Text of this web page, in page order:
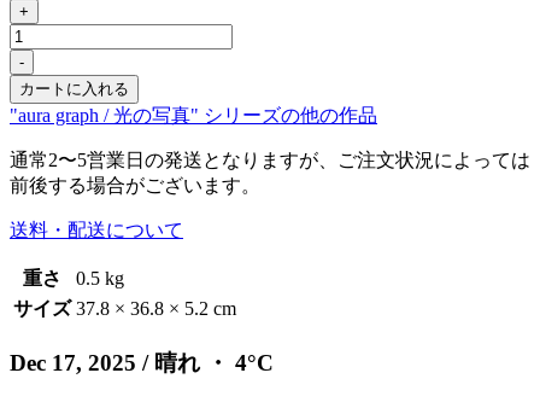
+
Dec
17,
2025
個
-
カートに入れる
"aura graph / 光の写真" シリーズの他の作品
通常2〜5営業日の発送となりますが、ご注文状況によっては
前後する場合がございます。
送料・配送について
重さ
0.5 kg
サイズ 37.8 × 36.8 × 5.2 cm
Dec 17, 2025 / 晴れ ・ 4°C